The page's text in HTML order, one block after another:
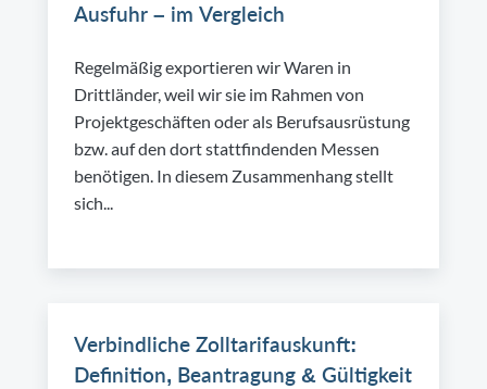
Ausfuhr – im Vergleich
Regelmäßig exportieren wir Waren in
Drittländer, weil wir sie im Rahmen von
Projektgeschäften oder als Berufsausrüstung
bzw. auf den dort stattfindenden Messen
benötigen. In diesem Zusammenhang stellt
sich...
Verbindliche Zolltarifauskunft:
Definition, Beantragung & Gültigkeit